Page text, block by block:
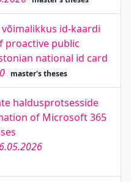
id-kaardi
proactive public
national id card
master's theses
haldusprotsesside
of Microsoft 365